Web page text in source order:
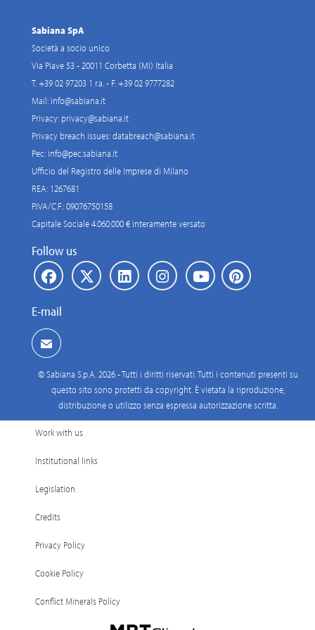
Sabiana SpA
Società a socio unico
Via Piave 53 - 20011 Corbetta (MI) Italia
T. +39 02 97203 1 r.a. - F. +39 02 9777282
Mail: info@sabiana.it
Privacy: privacy@sabiana.it
Privacy breach issues:databreach@sabiana.it
Pec: info@pec.sabiana.it
Ufficio del Registro delle Imprese di Milano
REA: 1267681
P.IVA/C.F.: 09076750158
Capitale Sociale 4.060.000 € interamente versato
Follow us
E-mail
© Sabiana S.p.A. 2026 - Tutti i diritti riservati. Tutti i contenuti presenti su
questo sito sono protetti da copyright. È vietata la riproduzione,
distribuzione o utilizzo senza espressa autorizzazione scritta.
Work with us
Institutional links
Legislation
Credits
Privacy Policy
Cookie Policy
Conflict Minerals Policy